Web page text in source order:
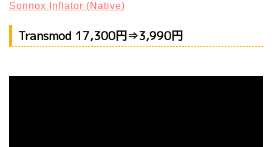
Sonnox Inflator (Native)
Transmod 17,300円⇒3,990円